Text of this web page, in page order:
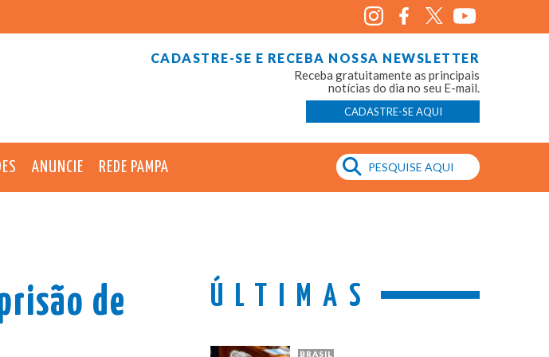
CADASTRE-SE E RECEBA NOSSA NEWSLETTER
Receba gratuitamente as principais
notícias do dia no seu E-mail.
CADASTRE-SE AQUI
ANUNCIE REDE PAMPA
de
ÚLTIMAS
BRASIL